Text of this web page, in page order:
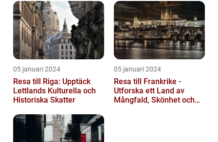
05 januari 2024
Resa till Riga: Upptäck
Lettlands Kulturella och
Historiska Skatter
05 januari 2024
Resa till Frankrike -
Utforska ett Land av
Mångfald, Skönhet och